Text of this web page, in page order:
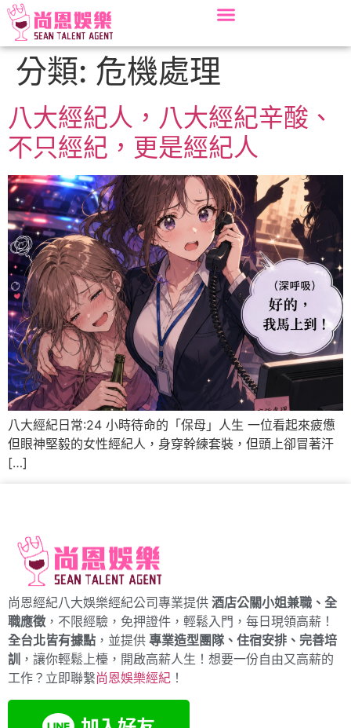
分類: 危機處理
八大經紀人，八大經紀辛酸、
不只經紀，更是經紀人
八大經紀日常:24 小時待命的「保母」人生 一位看起來疲憊
但眼神堅毅的女性經紀人，身穿幹練套裝，但頭上卻冒著汗
[…]
尚恩經紀八大娛樂經紀公司專業提供 酒店公關小姐兼職、全
職應徵 ，不限經驗，免押證件，輕鬆入門，每日現領高薪！
全台北皆有據點 ，並提供 專業造型團隊、住宿安排、完善培
訓
，讓你輕鬆上檯，開啟高薪人生！想要一份自由又高薪的
工作？立即聯繫尚恩娛樂經紀 ！